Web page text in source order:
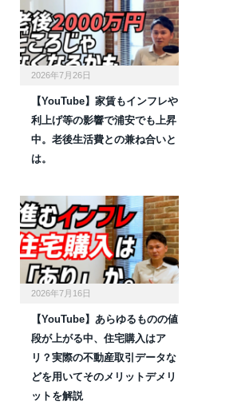
2026年7月26日
【YouTube】家賃もインフレや
利上げ等の影響で浦安でも上昇
中。老後生活費との兼ね合いと
は。
2026年7月16日
【YouTube】あらゆるものの値
段が上がる中、住宅購入はア
リ？実際の不動産取引データな
どを用いてそのメリットデメリ
ットを解説